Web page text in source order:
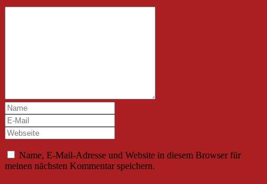
Name, E-Mail-Adresse und Website in diesem Browser für
meinen nächsten Kommentar speichern.